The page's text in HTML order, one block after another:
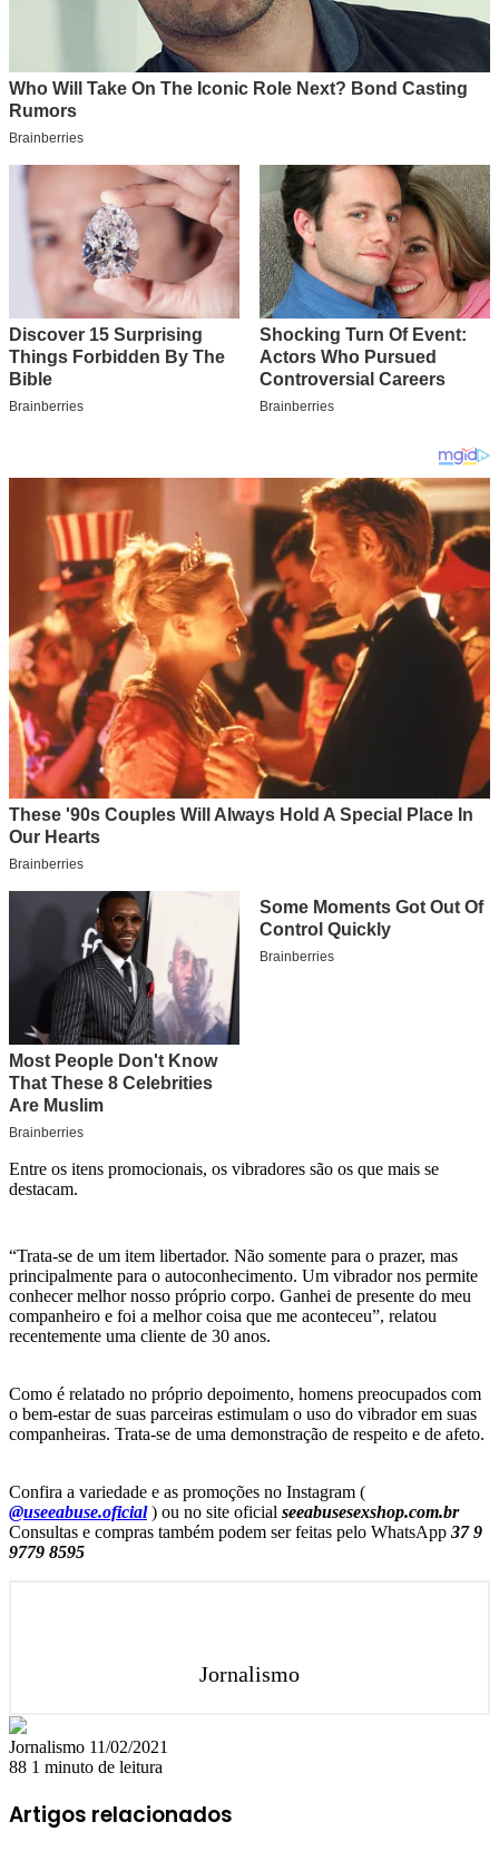
Entre os itens promocionais, os vibradores são os que mais se
destacam.
“Trata-se de um item libertador. Não somente para o prazer, mas
principalmente para o autoconhecimento. Um vibrador nos permite
conhecer melhor nosso próprio corpo. Ganhei de presente do meu
companheiro e foi a melhor coisa que me aconteceu”, relatou
recentemente uma cliente de 30 anos.
Como é relatado no próprio depoimento, homens preocupados com
o bem-estar de suas parceiras estimulam o uso do vibrador em suas
companheiras. Trata-se de uma demonstração de respeito e de afeto.
Confira a variedade e as promoções no Instagram (
@useeabuse.oficial) ou no site oficial seeabusesexshop.com.br
Consultas e compras também podem ser feitas pelo WhatsApp 37 9
9779 8595
Jornalismo
Jornalismo Mande
um
mail
11/02/2021
88 1 minuto de leitura
Artigos relacionados